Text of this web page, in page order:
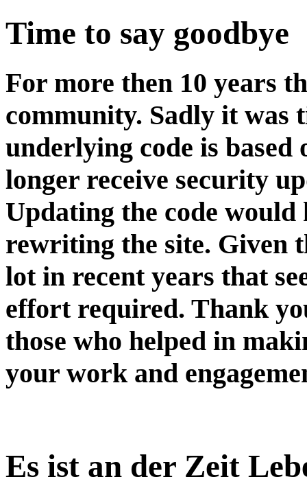
Time to say goodbye
For more then 10 years
community. Sadly it was
underlying code is based
longer receive security
Updating the code would
rewriting the site. Given
lot in recent years that
effort required. Thank
those who helped in
your work and
Es ist an der Zeit